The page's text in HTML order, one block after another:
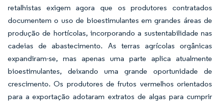
retalhistas exigem agora que os produtores contratados
documentem o uso de bioestimulantes em grandes áreas de
produção de hortícolas, incorporando a sustentabilidade nas
cadeias de abastecimento. As terras agrícolas orgânicas
expandiram-se, mas apenas uma parte aplica atualmente
bioestimulantes, deixando uma grande oportunidade de
crescimento. Os produtores de frutos vermelhos orientados
para a exportação adotaram extratos de algas para cumprir